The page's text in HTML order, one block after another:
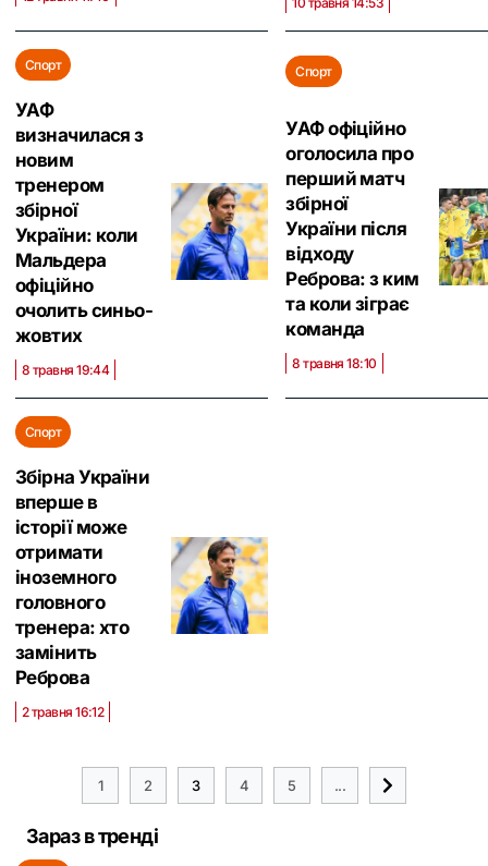
Спорт
УАФ
визначилася з
новим
тренером
збірної
України: коли
Мальдера
офіційно
очолить синьо-
жовтих
8 травня 19:44
Спорт
УАФ офіційно
оголосила про
перший матч
збірної
України після
відходу
Реброва: з ким
та коли зіграє
команда
8 травня 18:10
Спорт
Збірна України
вперше в
історії може
отримати
іноземного
головного
тренера: хто
замінить
Реброва
2 травня 16:12
1 2 3 4 5 ...
Зараз в тренді